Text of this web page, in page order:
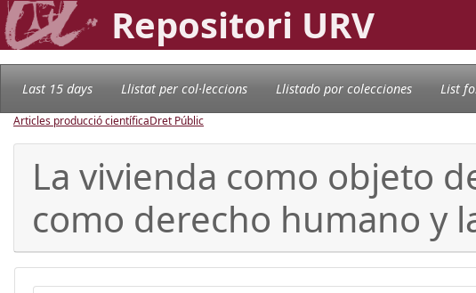
Repositori URV
Last 15 days Llistat per col·leccions Llistado por colecciones List
Articles producció científicaDret Públic
La vivienda como objeto
como derecho humano y